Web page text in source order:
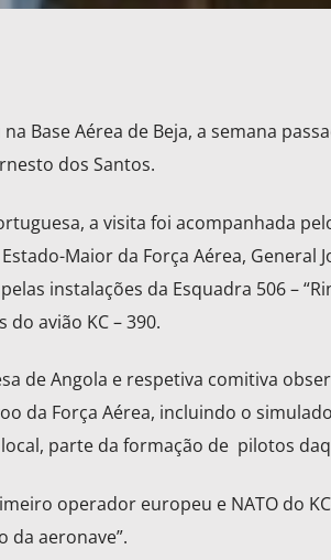
Base Aérea de Beja, a semana
dos Santos.
a visita foi acompanhada
Maior da Força Aérea, General
instalações da Esquadra 506 –
avião KC – 390.
de Angola e respetiva comitiva
da Força Aérea, incluindo o
parte da formação de pilotos
operador europeu e NATO do
da aeronave”.